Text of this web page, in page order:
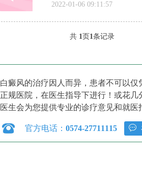
2022-01-06 09:11:57
共 1页1条记录
白癜风的治疗因人而异，患者不可以
正规医院，在医生指导下进行！或花
医生会为您提供专业的诊疗意见和就医
官方电话： 0574-27711115